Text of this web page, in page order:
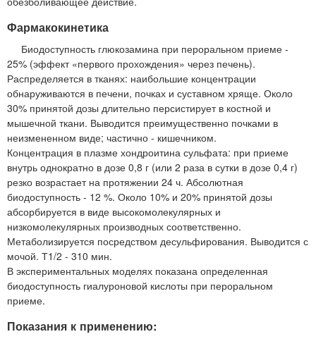
Фармакокинетика
Биодоступность глюкозамина при пероральном приеме -
25% (эффект «первого прохождения» через печень).
Распределяется в тканях: наибольшие концентрации
обнаруживаются в печени, почках и суставном хряще. Около
30% принятой дозы длительно персистирует в костной и
мышечной ткани. Выводится преимущественно почками в
неизмененном виде; частично - кишечником.
Концентрация в плазме хондроитина сульфата: при приеме
внутрь однократно в дозе 0,8 г (или 2 раза в сутки в дозе 0,4 г)
резко возрастает на протяжении 24 ч. Абсолютная
биодоступность - 12 %. Около 10% и 20% принятой дозы
абсорбируется в виде высокомолекулярных и
низкомолекулярных производных соответственно.
Метаболизируется посредством десульфирования. Выводится с
мочой. Т1/2 - 310 мин.
В экспериментальных моделях показана определенная
биодоступность гиалуроновой кислоты при пероральном
приеме.
Показания к применению: